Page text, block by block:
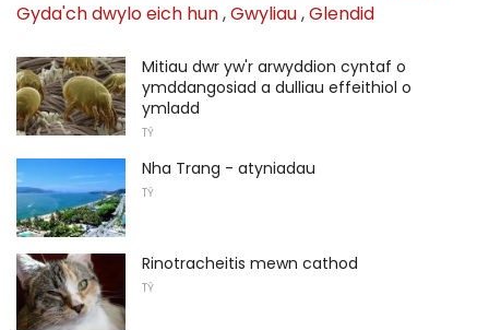
Gyda'ch dwylo eich hun,Gwyliau,Glendid
Mitiau dwr yw'r arwyddion cyntaf o
ymddangosiad a dulliau effeithiol o
ymladd
TŶ
Nha Trang - atyniadau
TŶ
Rinotracheitis mewn cathod
TŶ